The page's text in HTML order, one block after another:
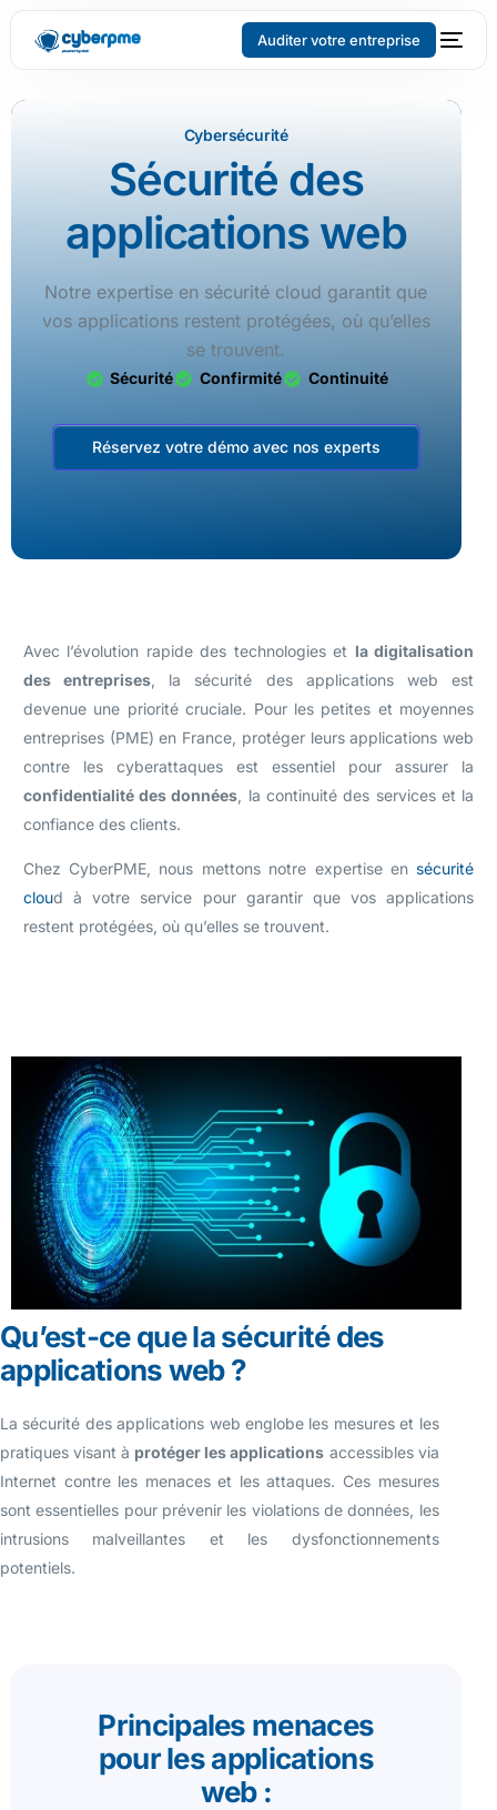
Auditer votre entreprise
Cybersécurité
Sécurité des
applications web
Notre expertise en sécurité cloud garantit que
vos applications restent protégées, où qu’elles
se trouvent.
Sécurité Confirmité Continuité
Réservez votre démo avec nos experts
Avec l’évolution rapide des technologies et la digitalisation
des entreprises, la sécurité des applications web est
devenue une priorité cruciale. Pour les petites et moyennes
entreprises (PME) en France, protéger leurs applications web
contre les cyberattaques est essentiel pour assurer la
confidentialité des données , la continuité des services et la
confiance des clients.
Chez CyberPME, nous mettons notre expertise en sécurité
cloud à votre service pour garantir que vos applications
restent protégées, où qu’elles se trouvent.
Qu’est-ce quelasécurité des
applicationsweb ?
La sécurité des applications web englobe les mesures et les
pratiques visant à protéger les applications accessibles via
Internet contre les menaces et les attaques. Ces mesures
sont essentielles pour prévenir les violations de données, les
intrusions malveillantes et les dysfonctionnements
potentiels.
Principales menaces
pour les applications
web :